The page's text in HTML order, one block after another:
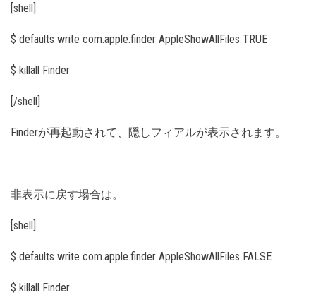
[shell]
$ defaults write com.apple.finder AppleShowAllFiles TRUE
$ killall Finder
[/shell]
Finderが再起動されて、隠しフィアルが表示されます。
非表示に戻す場合は。
[shell]
$ defaults write com.apple.finder AppleShowAllFiles FALSE
$ killall Finder